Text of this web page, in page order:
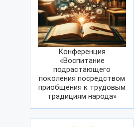
Конференция
«Воспитание
подрастающего
поколения посредством
приобщения к трудовым
традициям народа»